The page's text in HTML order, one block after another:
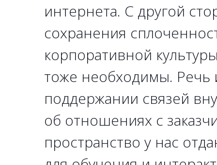
интернета. С другой
сохранения
корпоративной
тоже необходимы. Речь
поддержании связей
об отношениях с
пространство у нас